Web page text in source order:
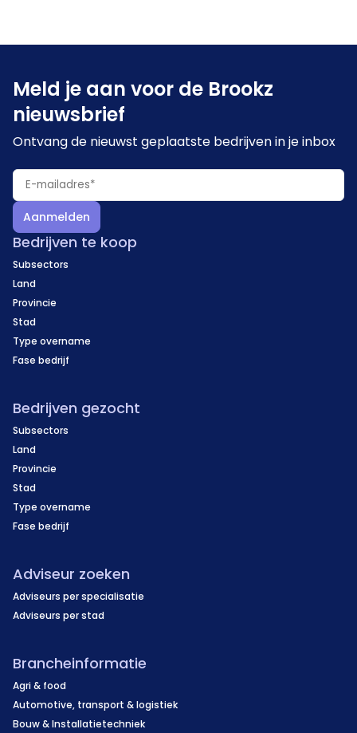
Meld je aan voor de Brookz
nieuwsbrief
Ontvang de nieuwst geplaatste bedrijven in je inbox
Aanmelden
Bedrijven te koop
Subsectors
Land
Provincie
Stad
Type overname
Fase bedrijf
Bedrijven gezocht
Subsectors
Land
Provincie
Stad
Type overname
Fase bedrijf
Adviseur zoeken
Adviseurs per specialisatie
Adviseurs per stad
Brancheinformatie
Agri & food
Automotive, transport & logistiek
Bouw & Installatietechniek